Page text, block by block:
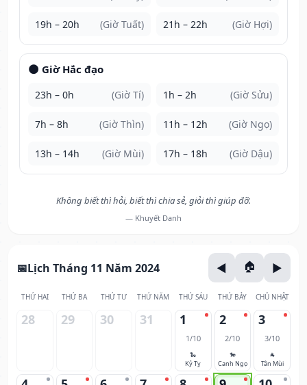
19h – 20h (Giờ Tuất) 21h – 22h (Giờ Hợi)
🌑 Giờ Hắc đạo
23h – 0h (Giờ Tí) 1h – 2h (Giờ Sửu)
7h – 8h (Giờ Thìn) 11h – 12h (Giờ Ngọ)
13h – 14h (Giờ Mùi) 17h – 18h (Giờ Dậu)
Không biết thì hỏi, biết thì chia sẻ, giỏi thì giúp đỡ.
— Khuyết Danh
Lịch Tháng 11 Năm 2024
THỨ HAI THỨ BA THỨ TƯ THỨ NĂM THỨ SÁU THỨ BẢY CHỦ NHẬT
28 29 30 31 1
1/10
🐍
Kỷ Tỵ
2
2/10
🐎
Canh Ngọ
3
3/10
🐐
Tân Mùi